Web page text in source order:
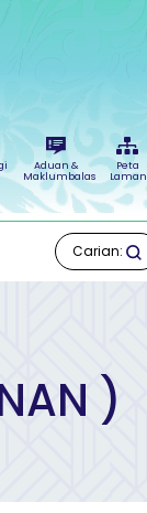
Aduan &
Maklumbalas
Peta
Laman
Carian:
)